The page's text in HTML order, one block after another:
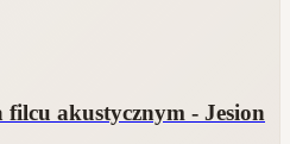
akustycznym - Jesion